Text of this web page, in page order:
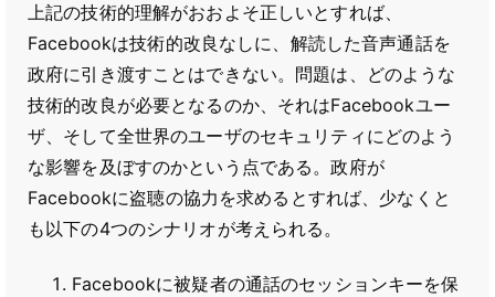
上記の技術的理解がおおよそ正しいとすれば、
Facebookは技術的改良なしに、解読した音声通話を
政府に引き渡すことはできない。問題は、どのような
技術的改良が必要となるのか、それはFacebookユー
ザ、そして全世界のユーザのセキュリティにどのよう
な影響を及ぼすのかという点である。政府が
Facebookに盗聴の協力を求めるとすれば、少なくと
も以下の4つのシナリオが考えられる。
Facebookに被疑者の通話のセッションキーを保